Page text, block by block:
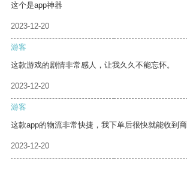
这个是app神器
2023-12-20
游客
这款游戏的剧情非常感人，让我久久不能忘怀。
2023-12-20
游客
这款app的物流非常快捷，我下单后很快就能收到商
2023-12-20